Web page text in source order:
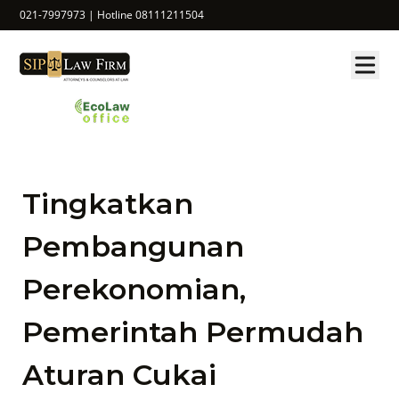
021-7997973 | Hotline 08111211504
Tingkatkan
Pembangunan
Perekonomian,
Pemerintah Permudah
Aturan Cukai